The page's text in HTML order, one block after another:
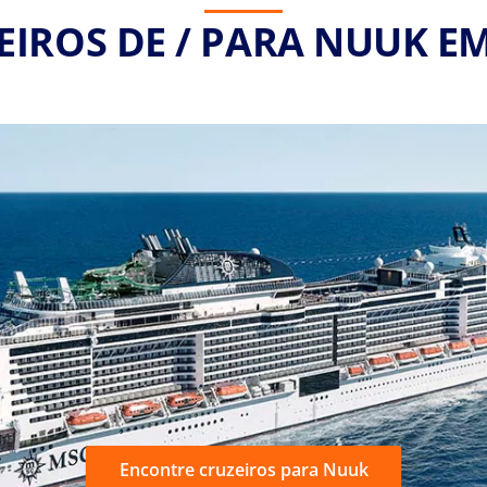
DE / PARA NUUK
Encontre cruzeiros para Nuuk